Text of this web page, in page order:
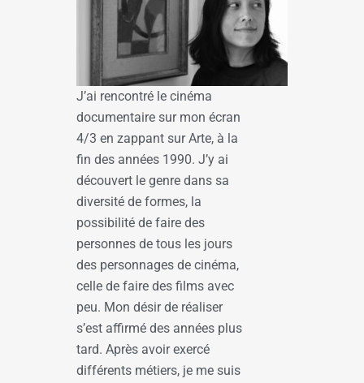
J’ai rencontré le cinéma
documentaire sur mon écran
4/3 en zappant sur Arte, à la
fin des années 1990. J’y ai
découvert le genre dans sa
diversité de formes, la
possibilité de faire des
personnes de tous les jours
des personnages de cinéma,
celle de faire des films avec
peu. Mon désir de réaliser
s’est affirmé des années plus
tard. Après avoir exercé
différents métiers, je me suis